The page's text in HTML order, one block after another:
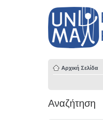
Αρχική Σελίδα
Αναζήτηση